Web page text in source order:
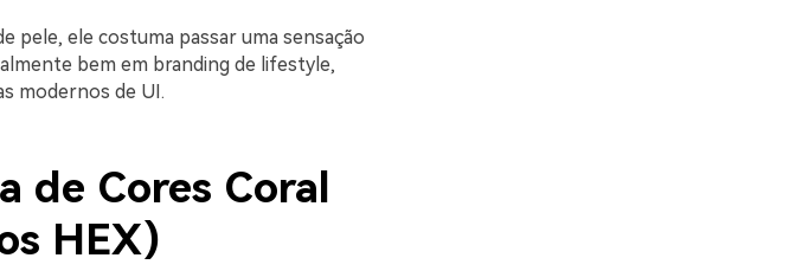
pele, ele costuma passar uma sensação
bem em branding de lifestyle,
modernos de UI.
de Cores Coral
HEX)